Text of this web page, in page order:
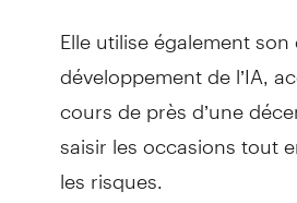
Elle utilise également
développement de l’IA,
cours de près d’une
saisir les occasions tout
les risques.